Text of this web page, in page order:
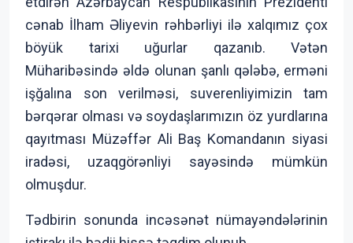
cənab İlham Əliyevin rəhbərliyi ilə xalqımız çox
böyük tarixi uğurlar qazanıb. Vətən
Müharibəsində əldə olunan şanlı qələbə, erməni
işğalına son verilməsi, suverenliyimizin tam
bərqərar olması və soydaşlarımızın öz yurdlarına
qayıtması Müzəffər Ali Baş Komandanın siyasi
iradəsi, uzaqgörənliyi sayəsində mümkün
olmuşdur.
Tədbirin sonunda incəsənət nümayəndələrinin